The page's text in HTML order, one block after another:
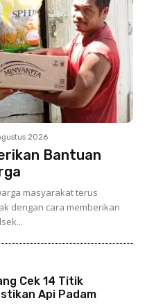
2026
Bantuan
masyarakat terus
dengan cara memberikan
Cek 14 Titik
Api Padam